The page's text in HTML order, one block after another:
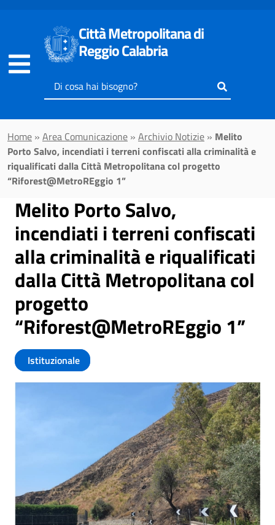
Città Metropolitana di
Reggio Calabria
Inserisci
il
cercare
Home » Area Comunicazione » Archivio Notizie » Melito
Porto Salvo, incendiati i terreni confiscati alla criminalità e
riqualificati dalla Città Metropolitana col progetto
“Riforest@MetroREggio 1”
Melito Porto Salvo,
incendiati i terreni confiscati
alla criminalità e riqualificati
dalla Città Metropolitana col
progetto
“Riforest@MetroREggio 1”
Istituzionale